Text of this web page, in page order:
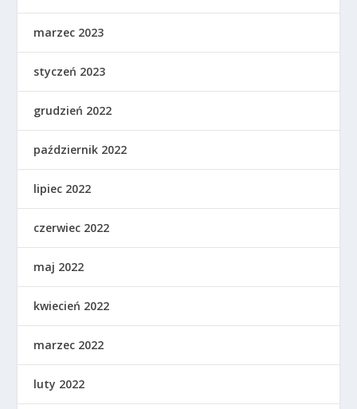
marzec 2023
styczeń 2023
grudzień 2022
październik 2022
lipiec 2022
czerwiec 2022
maj 2022
kwiecień 2022
marzec 2022
luty 2022